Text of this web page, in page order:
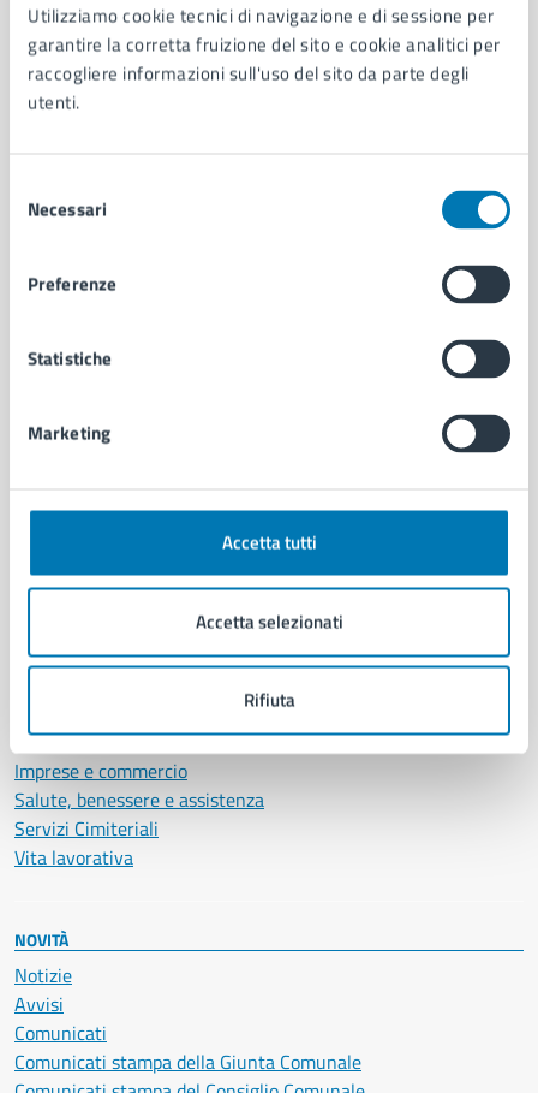
Utilizziamo cookie tecnici di navigazione e di sessione per
garantire la corretta fruizione del sito e cookie analitici per
raccogliere informazioni sull'uso del sito da parte degli
utenti.
delNecessari
Preferenze
Statistiche
Marketing
Accetta tutti
Accetta selezionati
Rifiuta
Aree amministrative
Municipalità
Politici
Documenti e dati
Intranet, posta aziendale e protocollo
Ambiente
Anagrafe e stato civile
Cultura e tempo libero
Giustizia e sicurezza pubblica
Imprese e commercio
Salute, benessere e assistenza
Servizi Cimiteriali
Vita lavorativa
NOVITÀ
Notizie
Avvisi
Comunicati
Comunicati stampa della Giunta Comunale